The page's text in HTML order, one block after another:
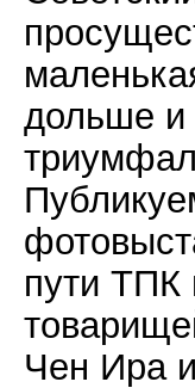
дольше и
пути ТПК
Чен Ира